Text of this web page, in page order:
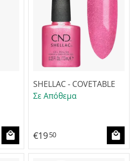
SHELLAC - COVETABLE
Σε Απόθεμα
€1950